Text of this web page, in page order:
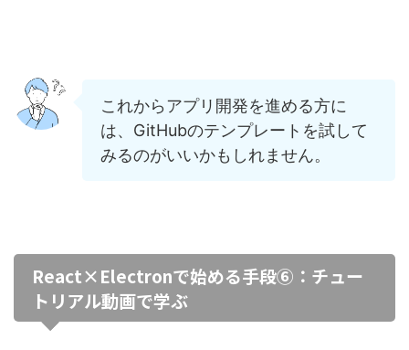
これからアプリ開発を進める方に
は、GitHubのテンプレートを試して
みるのがいいかもしれません。
React×Electronで始める手段⑥：チュー
トリアル動画で学ぶ